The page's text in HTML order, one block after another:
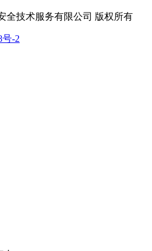
全技术服务有限公司 版权所有
号-2